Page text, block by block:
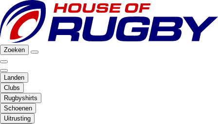
Zoeken
Landen
Clubs
Rugbyshirts
Schoenen
Uitrusting